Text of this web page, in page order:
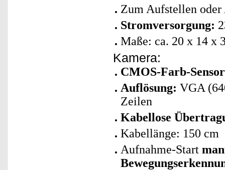
Zum Aufstellen oder
Stromversorgung:
Maße: ca. 20 x 14 x
Kamera:
CMOS-Farb-Sensor
Auflösung: VGA
Zeilen
Kabellose
Kabellänge: 150 cm
Aufnahme-Start